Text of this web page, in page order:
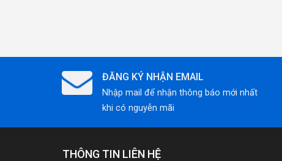
ĐĂNG KÝ NHẬN EMAIL
Nhập mail để nhận thông báo mới nhất
khi có nguyễn mãi
THÔNG TIN LIÊN HỆ